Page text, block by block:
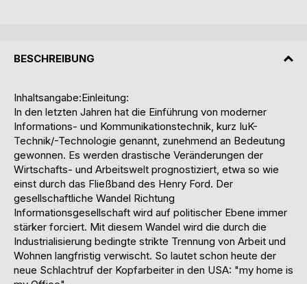
BESCHREIBUNG
Inhaltsangabe:Einleitung:
In den letzten Jahren hat die Einführung von moderner
Informations- und Kommunikationstechnik, kurz IuK-
Technik/-Technologie genannt, zunehmend an Bedeutung
gewonnen. Es werden drastische Veränderungen der
Wirtschafts- und Arbeitswelt prognostiziert, etwa so wie
einst durch das Fließband des Henry Ford. Der
gesellschaftliche Wandel Richtung
Informationsgesellschaft wird auf politischer Ebene immer
stärker forciert. Mit diesem Wandel wird die durch die
Industrialisierung bedingte strikte Trennung von Arbeit und
Wohnen langfristig verwischt. So lautet schon heute der
neue Schlachtruf der Kopfarbeiter in den USA: "my home is